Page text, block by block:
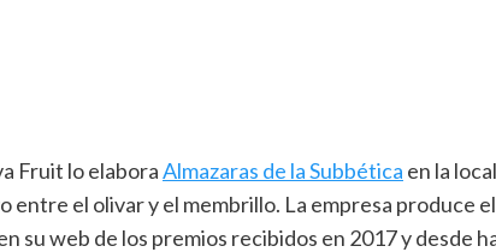
Fruit lo elaboraAlmazaras de la Subbética en la
el olivar y el membrillo. La empresa produce
su web de los premios recibidos en 2017 y desde